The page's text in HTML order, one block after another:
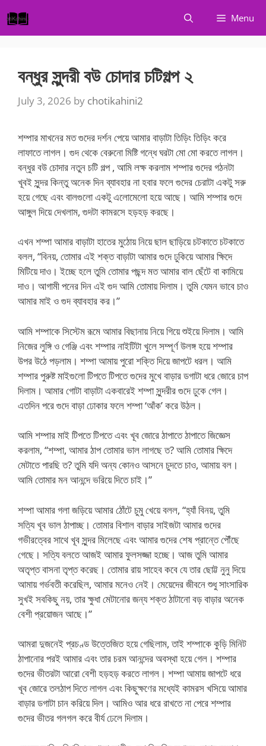
to
content
Menu
বন্ধুর সুন্দরী বউ চোদার চটিগল্প ২
July 3, 2026 by chotikahini2
শম্পার মাখনের মত গুদের দর্শন পেয়ে আমার বাড়াটা তিড়িং তিড়িং করে
লাফাতে লাগল। গুদ থেকে বেরুনো মিষ্টি গন্ধে ঘরটা মো মো করতে লাগল।
বন্ধুর বউ চোদার নতুন চটি গল্প , আমি লক্ষ করলাম শম্পার গুদের গঠনটা
খূবই সুন্দর কিন্তু অনেক দিন ব্যাবহার না হবার ফলে গুদের চেরাটা একটু সরু
হয়ে গেছে এবং বালগুলো একটু এলোমেলো হয়ে আছে। আমি শম্পার গুদে
আঙ্গুল দিয়ে দেখলাম, গুদটা কামরসে হড়হড় করছে।
এখন শম্পা আমার বাড়াটা হাতের মুঠোয় নিয়ে ছাল ছাড়িয়ে চটকাতে চটকাতে
বলল, “বিনয়, তোমার এই শক্ত বাড়াটা আমার গুদে ঢুকিয়ে আমার ক্ষিদে
মিটিয়ে দাও। ইচ্ছে হলে তুমি তোমার পছন্দ মত আমার বাল ছেঁটে বা কামিয়ে
দাও। আগামী পনের দিন এই গুদ আমি তোমায় দিলাম। তুমি যেমন ভাবে চাও
আমার মাই ও গুদ ব্যাবহার কর।”
আমি শম্পাকে সিস্টেম রূমে আমার বিছানায় নিয়ে গিয়ে শুইয়ে দিলাম। আমি
নিজের লুঙ্গি ও গেঞ্জি এবং শম্পার নাইটিটা খুলে সম্পূর্ণ উলঙ্গ হয়ে শম্পার
উপর উঠে পড়লাম। শম্পা আমায় পুরো শক্তি দিয়ে জাপটে ধরল। আমি
শম্পার পুরুষ্ট মাইগুলো টিপতে টিপতে গুদের মুখে বাড়ার ডগাটা ধরে জোরে চাপ
দিলাম। আমার গোটা বাড়াটা একবারেই শম্পা সুন্দরীর গুদে ঢুকে গেল।
এতদিন পরে গুদে বাড়া ঢোকার ফলে শম্পা ‘আঁক’ করে উঠল।
আমি শম্পার মাই টিপতে টিপতে এবং খূব জোরে ঠাপাতে ঠাপাতে জিজ্ঞেস
করলাম, “শম্পা, আমার ঠাপ তোমার ভাল লাগছে ত? আমি তোমার ক্ষিদে
মেটাতে পারছি ত? তুমি যদি অন্য কোনও আসনে চুদতে চাও, আমায় বল।
আমি তোমার মন আনন্দে ভরিয়ে দিতে চাই।”
শম্পা আমার গলা জড়িয়ে আমার ঠোঁটে চুমু খেয়ে বলল, “হ্যাঁ বিনয়, তুমি
সত্যি খূব ভাল ঠাপাচ্ছ। তোমার বিশাল বাড়ার সাইজটা আমার গুদের
গভীরত্বের সাথে খূব সুন্দর মিলেছে এবং আমার গুদের শেষ প্রান্তে পৌঁছে
গেছে। সত্যি বলতে আজই আমার ফুলসজ্জা হচ্ছে। আজ তুমি আমার
অতৃপ্ত বাসনা তৃপ্ত করেছ। তোমার রায় সাহেব কবে যে তার ছোট্ট নুনু দিয়ে
আমায় গর্ভবতী করেছিল, আমার মনেও নেই। মেয়েদের জীবনে শুধু সাংসারিক
সুখই সবকিছু নয়, তার ক্ষুধা মেটানোর জন্য শক্ত ঠাটানো বড় বাড়ার অনেক
বেশী প্রয়োজন আছে।”
আমরা দুজনেই প্রচণ্ড উত্তেজিত হয়ে গেছিলাম, তাই শম্পাকে কুড়ি মিনিট
ঠাপানোর পরই আমার এবং তার চরম আনন্দের অবস্থা হয়ে গেল। শম্পার
গুদের ভীতরটা আরো বেশী হড়হড় করতে লাগল। শম্পা আমায় জাপটে ধরে
খূব জোরে তলঠাপ দিতে লাগল এবং কিছুক্ষণের মধ্যেই কামরস খসিয়ে আমার
বাড়ার ডগাটা চান করিয়ে দিল। আমিও আর ধরে রাখতে না পেরে শম্পার
গুদের ভীতর গলগল করে বীর্য ঢেলে দিলাম।